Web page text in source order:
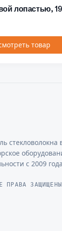
лопастью,
товар
стекловолокна
с 2009
ПРАВА